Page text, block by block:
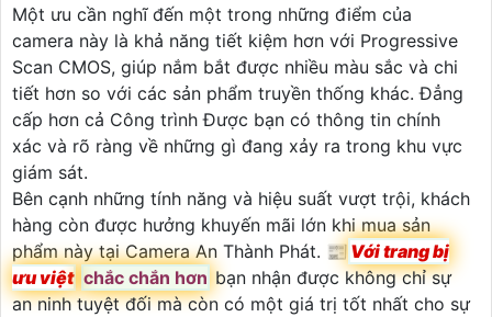
Một ưu cần nghĩ đến một trong những điểm của
camera này là khả năng tiết kiệm hơn với Progressive
Scan CMOS, giúp nắm bắt được nhiều màu sắc và chi
tiết hơn so với các sản phẩm truyền thống khác. Đẳng
cấp hơn cả Công trình Được bạn có thông tin chính
xác và rõ ràng về những gì đang xảy ra trong khu vực
giám sát.
Bên cạnh những tính năng và hiệu suất vượt trội, khách
hàng còn được hưởng khuyến mãi lớn khi mua sản
phẩm này tại Camera An Thành Phát. 📰 Với trang bị
ưu việt chắc chắn hơn bạn nhận được không chỉ sự
an ninh tuyệt đối mà còn có một giá trị tốt nhất cho sự